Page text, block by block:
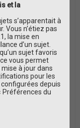
et la
s’apparentait à
Vous n’étiez pas
la mise en
d’un sujet.
sujet favoris
vous permet
à jour dans
pour les
depuis
Préférences du